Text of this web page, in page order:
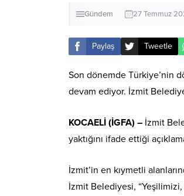
Gündem 27 Temmuz
Paylaş Tweetle
Son dönemde Türkiye’nin
devam ediyor. İzmit
KOCAELİ (İGFA) – İzmit
yaktığını ifade ettiği
İzmit’in en kıymetli
İzmit Belediyesi,